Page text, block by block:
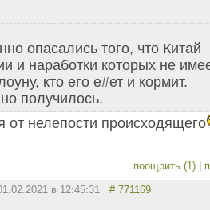
опасались того, что Китай
и наработки которых не
кто его е#ет и кормит.
получилось.
от нелепости происходящего
поощрить (1)
в 12:45:31 # 771169